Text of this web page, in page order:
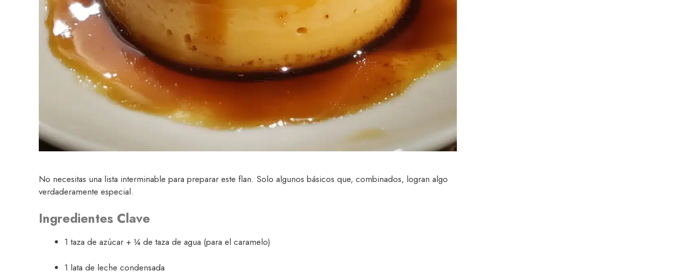
No necesitas una lista interminable para preparar este flan. Solo algunos básicos que, combinados, logran algo
verdaderamente especial.
Ingredientes Clave
1 taza de azúcar + ¼ de taza de agua (para el caramelo)
1 lata de leche condensada